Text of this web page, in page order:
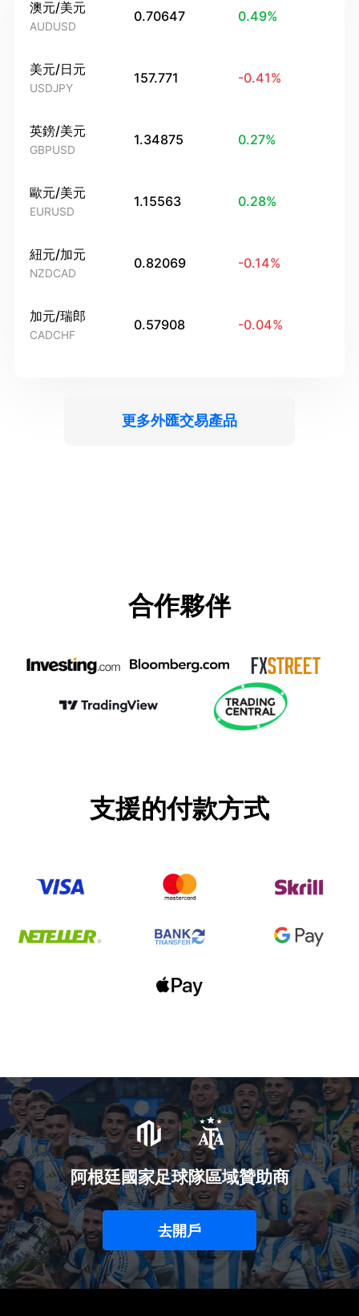
澳元/美元
AUDUSD
0.70647 0.49%
美元/日元
USDJPY
157.771 -0.41%
英鎊/美元
GBPUSD
1.34875 0.27%
歐元/美元
EURUSD
1.15563 0.28%
紐元/加元
NZDCAD
0.82069 -0.14%
加元/瑞郎
CADCHF
0.57908 -0.04%
更多外匯交易產品
合作夥伴
支援的付款方式
阿根廷國家足球隊區域贊助商
去開戶